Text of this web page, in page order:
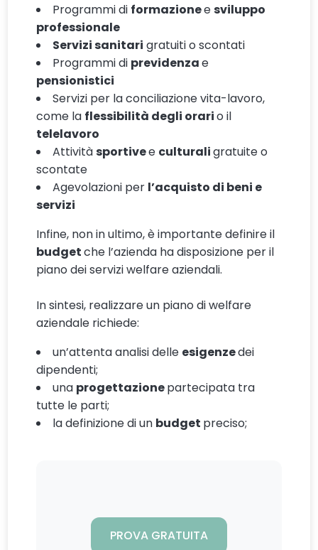
Programmi di formazioneesviluppo
professionale
Servizi sanitari gratuiti o scontati
Programmi di previdenzae
pensionistici
Servizi per la conciliazione vita-lavoro,
come la flessibilità degli orario il
telelavoro
Attivitàsportivee culturaligratuite o
scontate
Agevolazioni per l’acquisto di beni e
servizi
Infine, non in ultimo, è importante definire il
budgetche l’azienda ha disposizione per il
piano dei servizi welfare aziendali.
In sintesi, realizzare un piano di welfare
aziendale richiede:
un’attenta analisi delle esigenzedei
dipendenti;
una progettazionepartecipata tra
tutte le parti;
la definizione di un budget preciso;
PROVA GRATUITA